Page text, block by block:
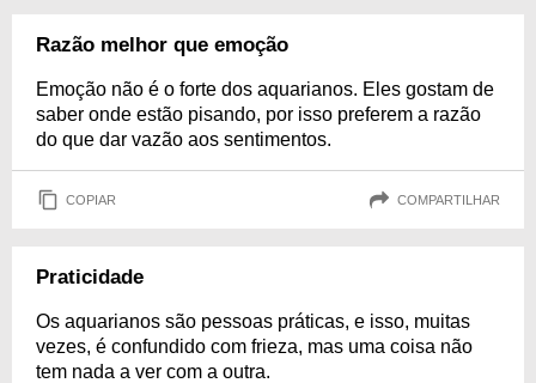
Razão melhor que emoção
Emoção não é o forte dos aquarianos. Eles gostam de
saber onde estão pisando, por isso preferem a razão
do que dar vazão aos sentimentos.
COPIAR COMPARTILHAR
Praticidade
Os aquarianos são pessoas práticas, e isso, muitas
vezes, é confundido com frieza, mas uma coisa não
tem nada a ver com a outra.